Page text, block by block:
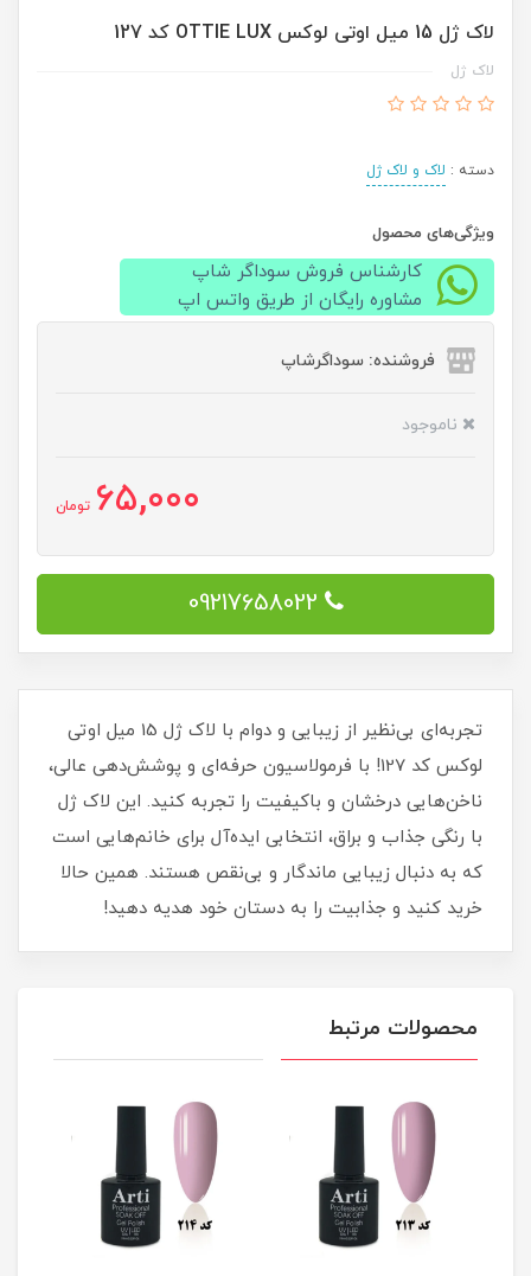
لاک ژل 15 میل اوتی لوکس OTTIE LUX کد 127
لاک ژل
دسته : لاک و لاک ژل
ویژگی‌های محصول
کارشناس فروش سوداگر شاپ
مشاوره رایگان از طریق واتس اپ
فروشنده: سوداگرشاپ
ناموجود
65,000 تومان
09217658022
تجربه‌ای بی‌نظیر از زیبایی و دوام با لاک ژل 15 میل اوتی
لوکس کد 127! با فرمولاسیون حرفه‌ای و پوشش‌دهی عالی،
ناخن‌هایی درخشان و باکیفیت را تجربه کنید. این لاک ژل
با رنگی جذاب و براق، انتخابی ایده‌آل برای خانم‌هایی است
که به دنبال زیبایی ماندگار و بی‌نقص هستند. همین حالا
خرید کنید و جذابیت را به دستان خود هدیه دهید!
محصولات مرتبط